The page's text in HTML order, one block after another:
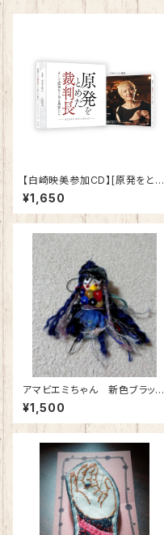
【白崎映美参加CD】[原発をとめ
た裁判長 そして原発をとめる農
家たち]サウンドトラック
¥1,650
アマビエミちゃん 新色ブラック
Ver. （ストラップタイプ）
¥1,500